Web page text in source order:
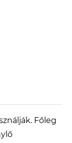
Főleg